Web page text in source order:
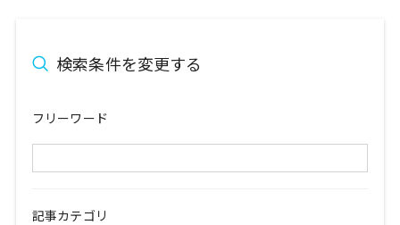
検索条件を変更する
フリーワード
記事カテゴリ